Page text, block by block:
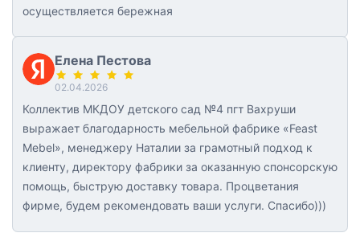
осуществляется бережная
Елена Пестова
02.04.2026
Коллектив МКДОУ детского сад №4 пгт Вахруши
выражает благодарность мебельной фабрике «Feast
Mebel», менеджеру Наталии за грамотный подход к
клиенту, директору фабрики за оказанную спонсорскую
помощь, быструю доставку товара. Процветания
фирме, будем рекомендовать ваши услуги. Спасибо)))